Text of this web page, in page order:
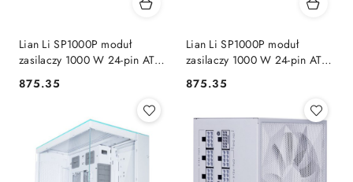
Lian Li SP1000P moduł
zasilaczy 1000 W 24-pin ATX
SFX Biały LIAN LI
Cena:
875.35
Lian Li SP1000P moduł
zasilaczy 1000 W 24-pin ATX
SFX Czarny LIAN LI
Cena:
875.35